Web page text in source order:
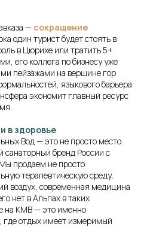
— сокращение
один турист будет стоять в
в Цюрихе или тратить 5+
его коллега по бизнесу уже
пейзажами на вершине гор
языкового барьера
экономит главный ресурс
в здоровье
Вод — это не просто место
санаторный бренд России с
продаем не просто
терапевтическую среду.
воздух, современная медицина
нет в Альпах в таких
на КМВ — это именно
, где отдых имеет измеримый